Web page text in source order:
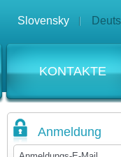
KONTAKTE
Slovensky
Anmeldung